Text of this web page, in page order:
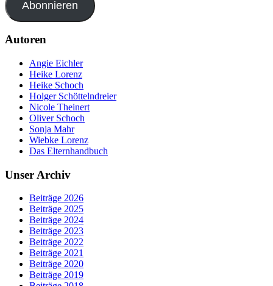
Abonnieren
Autoren
Angie Eichler
Heike Lorenz
Heike Schoch
Holger Schöttelndreier
Nicole Theinert
Oliver Schoch
Sonja Mahr
Wiebke Lorenz
Das Elternhandbuch
Unser Archiv
Beiträge 2026
Beiträge 2025
Beiträge 2024
Beiträge 2023
Beiträge 2022
Beiträge 2021
Beiträge 2020
Beiträge 2019